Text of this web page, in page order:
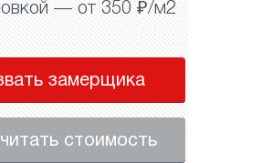
— от 350 ₽/м2
замерщика
стоимость